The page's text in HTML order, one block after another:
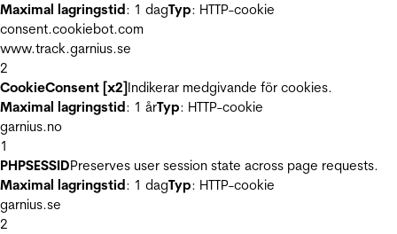
Maximal lagringstid: 1 dagTyp: HTTP-cookie
consent.cookiebot.com
www.track.garnius.se
2
CookieConsent [x2]Indikerar medgivande för cookies.
Maximal lagringstid: 1 årTyp: HTTP-cookie
garnius.no
1
PHPSESSIDPreserves user session state across page requests.
Maximal lagringstid: 1 dagTyp: HTTP-cookie
garnius.se
2